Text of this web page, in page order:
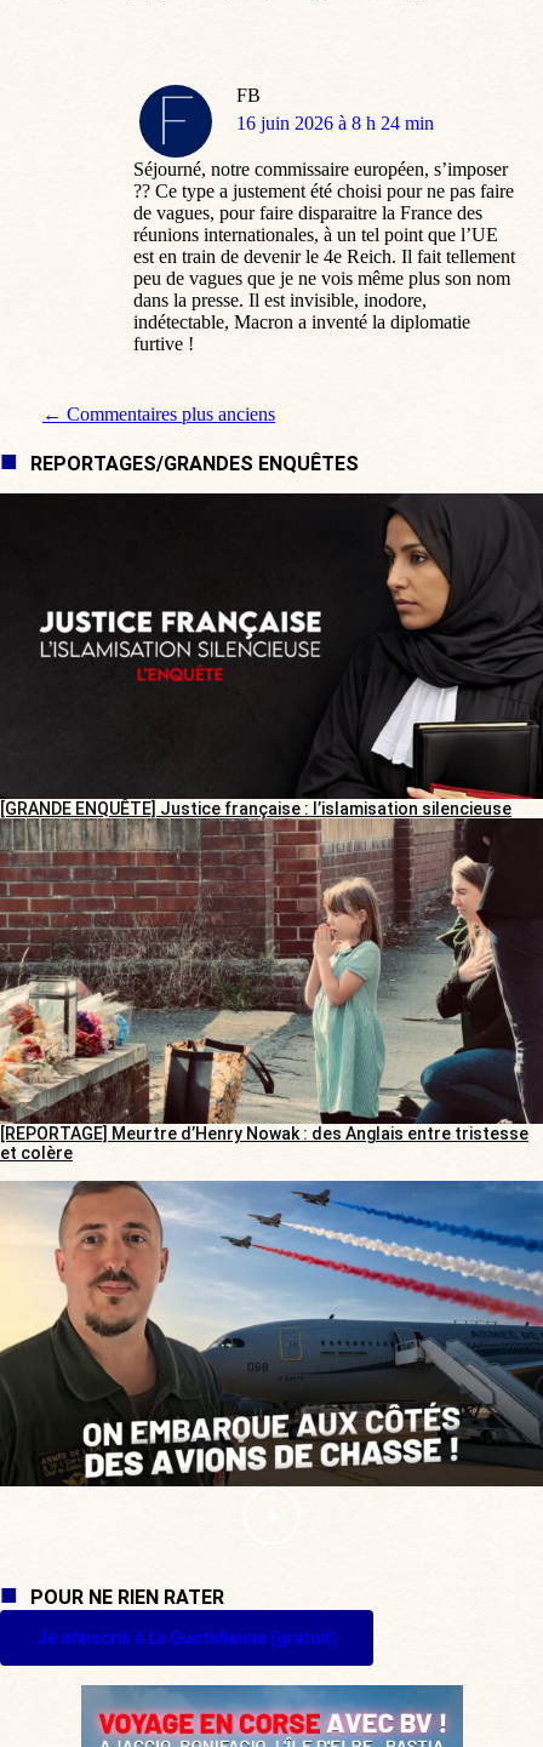
FB
dit
16 juin 2026 à 8 h 24 min
Séjourné, notre commissaire européen, s’imposer
?? Ce type a justement été choisi pour ne pas faire
de vagues, pour faire disparaitre la France des
réunions internationales, à un tel point que l’UE
est en train de devenir le 4e Reich. Il fait tellement
peu de vagues que je ne vois même plus son nom
dans la presse. Il est invisible, inodore,
indétectable, Macron a inventé la diplomatie
furtive !
Navigation de commentaire
← Commentaires plus anciens
REPORTAGES/GRANDES ENQUÊTES
[GRANDE ENQUÊTE] Justice française : l’islamisation silencieuse
[REPORTAGE] Meurtre d’Henry Nowak : des Anglais entre tristesse
et colère
POUR NE RIEN RATER
Je m'inscris à La Quotidienne (gratuit)